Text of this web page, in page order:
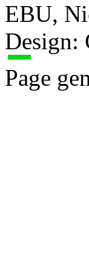
EBU,
Design:
Page